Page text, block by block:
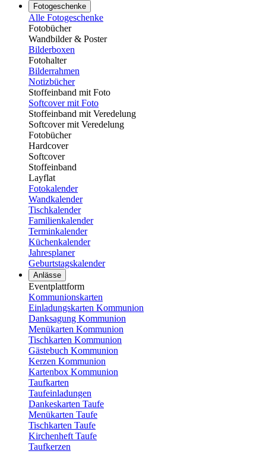
Fotogeschenke
Alle Fotogeschenke
Fotobücher
Wandbilder & Poster
Bilderboxen
Fotohalter
Bilderrahmen
Notizbücher
Stoffeinband mit Foto
Softcover mit Foto
Stoffeinband mit Veredelung
Softcover mit Veredelung
Fotobücher
Hardcover
Softcover
Stoffeinband
Layflat
Fotokalender
Wandkalender
Tischkalender
Familienkalender
Terminkalender
Küchenkalender
Jahresplaner
Geburtstagskalender
Anlässe
Eventplattform
Kommunionskarten
Einladungskarten Kommunion
Danksagung Kommunion
Menükarten Kommunion
Tischkarten Kommunion
Gästebuch Kommunion
Kerzen Kommunion
Kartenbox Kommunion
Taufkarten
Taufeinladungen
Dankeskarten Taufe
Menükarten Taufe
Tischkarten Taufe
Kirchenheft Taufe
Taufkerzen